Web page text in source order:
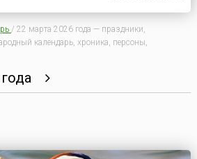
/ 22 марта 2026 года — праздники,
календарь, хроника, персоны,